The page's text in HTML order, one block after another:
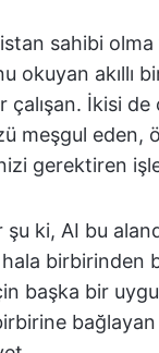
sahibi
okuyan akıllı
çalışan. İkisi
meşgul eden,
gerektiren
şu ki, AI bu
hala birbirinden
başka bir